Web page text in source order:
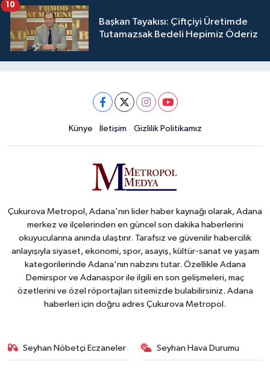
Başkan Tayakısı: Çiftçiyi Üretimde
Tutamazsak Bedeli Hepimiz Öderiz
10
Künye İletişim Gizlilik Politikamız
Çukurova Metropol, Adana'nın lider haber kaynağı olarak, Adana
merkez ve ilçelerinden en güncel son dakika haberlerini
okuyucularına anında ulaştırır. Tarafsız ve güvenilir habercilik
anlayışıyla siyaset, ekonomi, spor, asayiş, kültür-sanat ve yaşam
kategorilerinde Adana'nın nabzını tutar. Özellikle Adana
Demirspor ve Adanaspor ile ilgili en son gelişmeleri, maç
özetlerini ve özel röportajları sitemizde bulabilirsiniz. Adana
haberleri için doğru adres Çukurova Metropol.
Seyhan Nöbetçi Eczaneler Seyhan Hava Durumu